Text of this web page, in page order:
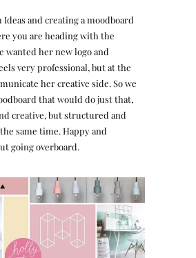
and creating a moodboard
you are heading with the
wanted her new logo and
very professional, but at the
her creative side. So we
that would do just that,
creative, but structured and
same time. Happy and
going overboard.